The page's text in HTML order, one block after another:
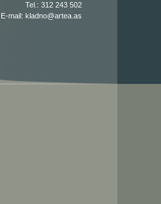
Tel.: 312 243 502
E-mail: kladno@artea.as